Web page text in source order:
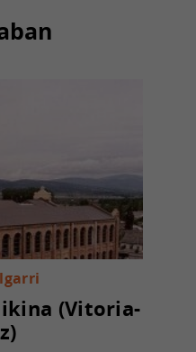
(Vitoria-